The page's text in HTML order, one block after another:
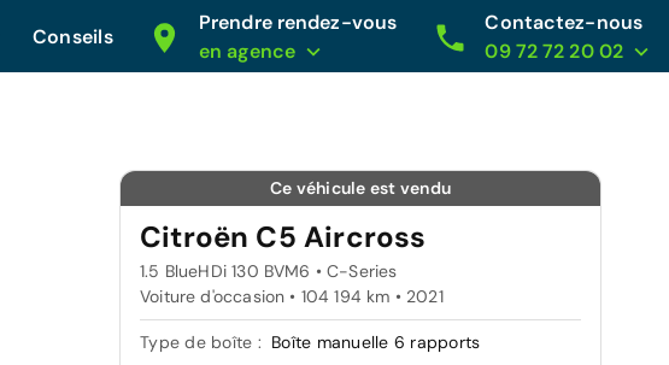
Conseils
Prendre rendez-vous
en agence
Contactez-nous
09 72 72 20 02
Ce véhicule est vendu
Citroën C5 Aircross
1.5 BlueHDi 130 BVM6 • C-Series
Voiture d'occasion • 104 194 km • 2021
Type de boîte : Boîte manuelle 6 rapports